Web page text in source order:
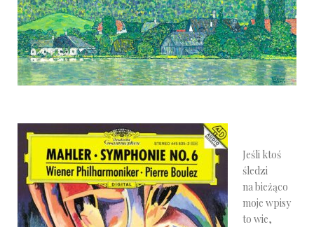
Jeśli ktoś
śledzi
na bieżąco
moje wpisy
to wie,